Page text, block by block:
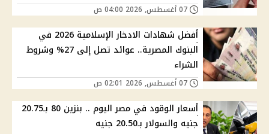
أفضل شهادات الادخار الإسلامية 2026 في
البنوك المصرية.. عوائد تصل إلى 27% وشروط
الشراء
أسعار الوقود في مصر اليوم .. بنزين 80 بـ20.75
جنيه والسولار بـ20.50 جنيه